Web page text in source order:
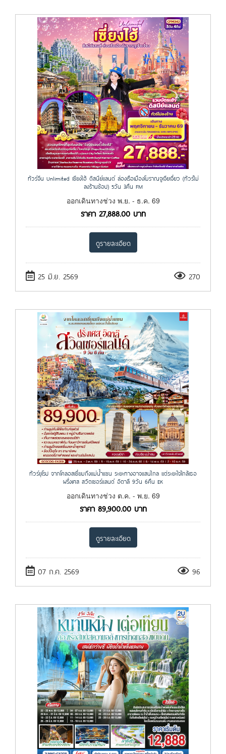
ทัวร์จีน Unlimited เซียงไฮ้ ดิสนีย์แลนด์ ล่องเรือเมืองโบราณจูเจียเจี่ยว (ทัวร์ไม่
ลงร้านช้อป) 5วัน 3คืน FM
ออกเดินทางช่วง พ.ย. - ธ.ค. 69
ราคา 27,888.00บาท
ดูรายละเอียด
25 มิ.ย. 2569 270
ทัวร์ยุโรป จากโคลอสเซี่ยมถึงแม่น้ำแซน ระยะทางอาจแสนไกล แต่ระยะใจใกล้เธอ
ฝรั่งเศส สวิตเซอร์แลนด์ อิตาลี 9วัน 6คืน EK
ออกเดินทางช่วง ต.ค. - พ.ย. 69
ราคา 89,900.00บาท
ดูรายละเอียด
07 ก.ค. 2569 96